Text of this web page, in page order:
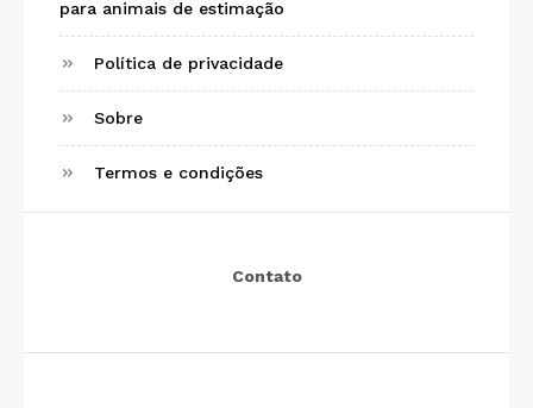
para animais de estimação
Política de privacidade
Sobre
Termos e condições
Contato